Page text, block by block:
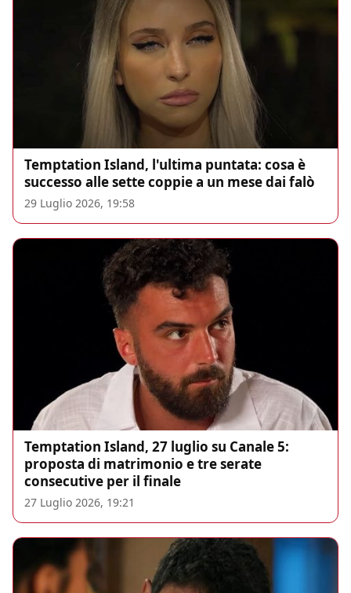
Temptation Island, l'ultima puntata: cosa è
successo alle sette coppie a un mese dai falò
29 Luglio 2026, 19:58
Temptation Island, 27 luglio su Canale 5:
proposta di matrimonio e tre serate
consecutive per il finale
27 Luglio 2026, 19:21